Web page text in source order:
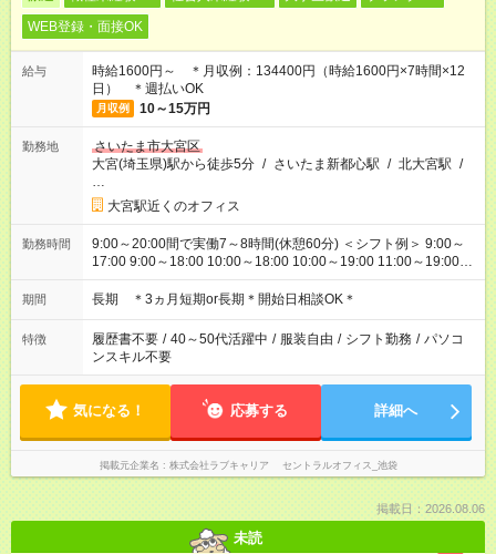
WEB登録・面接OK
給与
時給1600円～ ＊月収例：134400円（時給1600円×7時間×12
日） ＊週払いOK
月収例 10～15万円
勤務地
さいたま市大宮区
大宮(埼玉県)駅から徒歩5分 / さいたま新都心駅 / 北大宮駅 /
…
大宮駅近くのオフィス
勤務時間
9:00～20:00間で実働7～8時間(休憩60分) ＜シフト例＞ 9:00～
17:00 9:00～18:00 10:00～18:00 10:00～19:00 11:00～19:00
11:00～20:00 etc
期間 長期 ＊3ヵ月短期or長期＊開始日相談OK＊
特徴 履歴書不要 / 40～50代活躍中 / 服装自由 / シフト勤務 / パソコ
ンスキル不要
気になる！ 応募する 詳細へ
掲載元企業名 株式会社ラブキャリア セントラルオフィス_池袋
掲載日：2026.08.06
未読